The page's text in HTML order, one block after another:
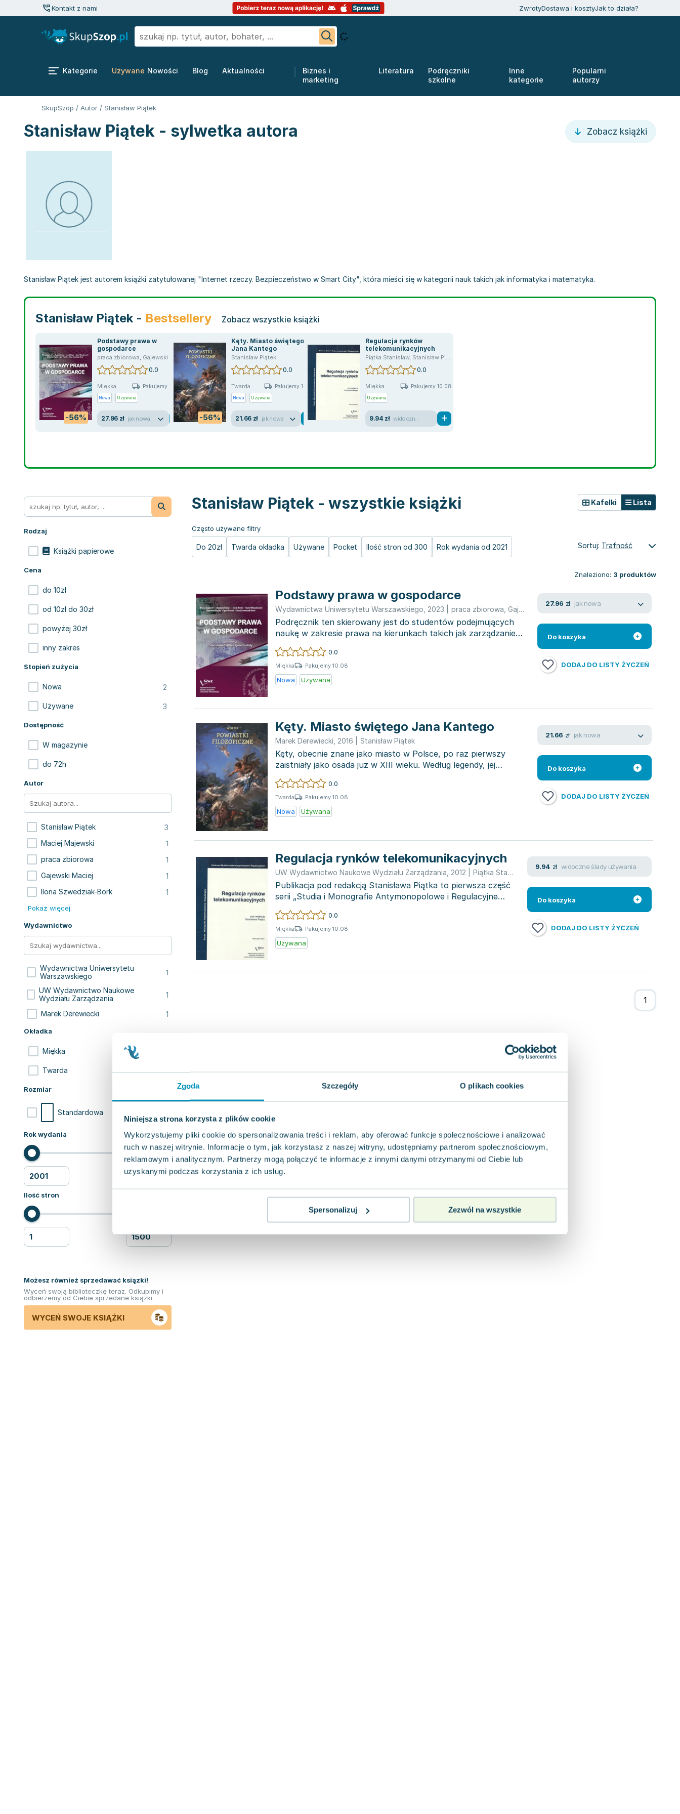
Zgoda Szczegóły O plikach cookies
Niniejsza strona korzysta z plików cookie
Wykorzystujemy pliki cookie do spersonalizowania treści i reklam, aby oferować funkcje społecznościowe i analizować
ruch w naszej witrynie. Informacje o tym, jak korzystasz z naszej witryny, udostępniamy partnerom społecznościowym,
reklamowym i analitycznym. Partnerzy mogą połączyć te informacje z innymi danymi otrzymanymi od Ciebie lub
uzyskanymi podczas korzystania z ich usług.
Spersonalizuj Zezwól na wszystkie
Kontakt z nami ZwrotyDostawa i kosztyJak to działa?
Kategorie Używane Nowości Blog Aktualności
Biznes i
marketing
Literatura
Podręczniki
szkolne
Inne
kategorie
Popularni
autorzy
SkupSzop / Autor / Stanisław Piątek
Stanisław Piątek - sylwetka autora Zobacz książki
Stanisław Piątek jest autorem książki zatytułowanej "Internet rzeczy. Bezpieczeństwo w Smart City", która mieści się w kategorii nauk takich jak informatyka i matematyka.
Stanisław Piątek - Bestsellery Zobacz wszystkie książki
-56%
Podstawy prawa w
gospodarce
praca zbiorowa, Gajewski Maciej ,Stanisław Piątek,Igor Postuła,Ilona Szwedziak-Bork Jacek Kiryło,Kamil Mieszkowski,Mateusz Kabut
0.0
Miękka Pakujemy 10.08
Nowa Używana
27.96 zł jak nowa -56%
Kęty. Miasto świętego
Jana Kantego
Stanisław Piątek
0.0
Twarda Pakujemy 10.08
Nowa Używana
21.66 zł jak nowa
Regulacja rynków
telekomunikacyjnych
Piątka Stanisław, Stanisław Piątek
0.0
Miękka Pakujemy 10.08
Używana
9.94 zł
Rodzaj
Książki papierowe
Cena
do 10zł
od 10zł do 30zł
powyżej 30zł
inny zakres
Stopień zużycia
Nowa 2
Używane 3
Dostępność
W magazynie
do 72h
Autor
Stanisław Piątek 3
Maciej Majewski 1
praca zbiorowa 1
Gajewski Maciej 1
Ilona Szwedziak-Bork 1
Pokaż więcej
Wydawnictwo
Wydawnictwa Uniwersytetu
Warszawskiego
1
UW Wydawnictwo Naukowe
Wydziału Zarządzania
1
Marek Derewiecki 1
Okładka
Miękka
Twarda 1
Rozmiar
Standardowa
Rok wydania
Ilość stron
Możesz również sprzedawać ksiązki!
Wyceń swoją biblioteczkę teraz. Odkupimy i
odbierzemy od Ciebie sprzedane książki.
WYCEŃ SWOJE KSIĄŻKI
Stanisław Piątek - wszystkie książki
Często używane filtry
Do 20zł Twarda okładka Używane Pocket Ilość stron od 300 Rok wydania od 2021
Kafelki Lista
Sortuj: Trafność
Znaleziono: 3 produktów
Podstawy prawa w gospodarce
Wydawnictwa Uniwersytetu Warszawskiego 2023 praca zbiorowa Gajewski Maciej Stanisław Piątek Igor Postuła
Podręcznik ten skierowany jest do studentów podejmujących
naukę w zakresie prawa na kierunkach takich jak zarządzanie
oraz finanse...
0.0
Miękka Pakujemy 10.08
Nowa Używana
27.96 zł jak nowa
Do koszyka
DODAJ DO LISTY ŻYCZEŃ
Kęty. Miasto świętego Jana Kantego
Marek Derewiecki 2016 Stanisław Piątek
Kęty, obecnie znane jako miasto w Polsce, po raz pierwszy
zaistniały jako osada już w XIII wieku. Według legendy, jej
powstanie wi...
0.0
Twarda Pakujemy 10.08
Nowa Używana
21.66 zł jak nowa
Do koszyka
DODAJ DO LISTY ŻYCZEŃ
Regulacja rynków telekomunikacyjnych
UW Wydawnictwo Naukowe Wydziału Zarządzania 2012 Piątka Stanisław ,
Publikacja pod redakcją Stanisława Piątka to pierwsza część
serii „Studia i Monografie Antymonopolowe i Regulacyjne
CSAiR”. Książk...
0.0
Miękka Pakujemy 10.08
Używana
9.94 zł widoczne ślady używania
Do koszyka
DODAJ DO LISTY ŻYCZEŃ